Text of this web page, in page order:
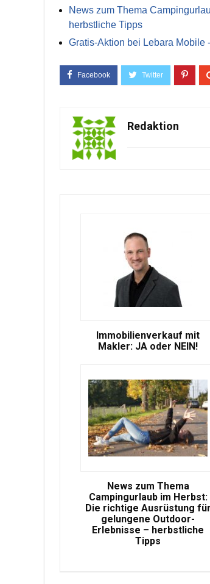
News zum Thema
herbstliche Tipps
Gratis-Aktion bei Lebara Mobile
Redaktion
Immobilienverkauf mit
Makler: JA oder NEIN!
News zum Thema
Campingurlaub im Herbst:
Die richtige Ausrüstung für
gelungene Outdoor-
Erlebnisse – herbstliche
Tipps